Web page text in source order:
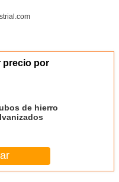
precio por
de hierro